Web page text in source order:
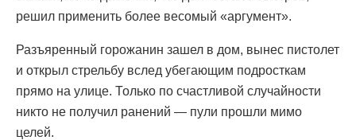
решил применить более весомый «аргумент».
Разъяренный горожанин зашел в дом, вынес пистолет
и открыл стрельбу вслед убегающим подросткам
прямо на улице. Только по счастливой случайности
никто не получил ранений — пули прошли мимо
целей.